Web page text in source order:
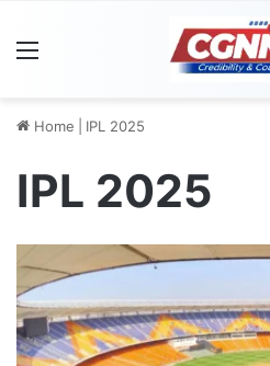
Home IPL 2025
IPL 2025